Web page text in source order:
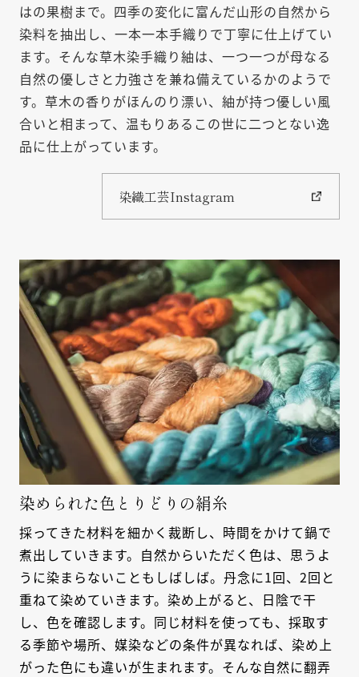
はの果樹まで。四季の変化に富んだ山形の自然から
染料を抽出し、一本一本手織りで丁寧に仕上げてい
ます。そんな草木染手織り紬は、一つ一つが母なる
自然の優しさと力強さを兼ね備えているかのようで
す。草木の香りがほんのり漂い、紬が持つ優しい風
合いと相まって、温もりあるこの世に二つとない逸
品に仕上がっています。
染織工芸Instagram
染められた色とりどりの絹糸
採ってきた材料を細かく裁断し、時間をかけて鍋で
煮出していきます。自然からいただく色は、思うよ
うに染まらないこともしばしば。丹念に1回、2回と
重ねて染めていきます。染め上がると、日陰で干
し、色を確認します。同じ材料を使っても、採取す
る季節や場所、媒染などの条件が異なれば、染め上
がった色にも違いが生まれます。そんな自然に翻弄